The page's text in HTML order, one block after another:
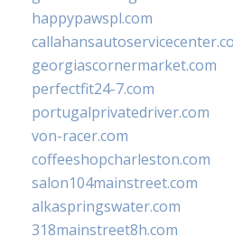
happypawspl.com
georgiascornermarket.com
perfectfit24-7.com
portugalprivatedriver.com
von-racer.com
coffeeshopcharleston.com
salon104mainstreet.com
alkaspringswater.com
318mainstreet8h.com